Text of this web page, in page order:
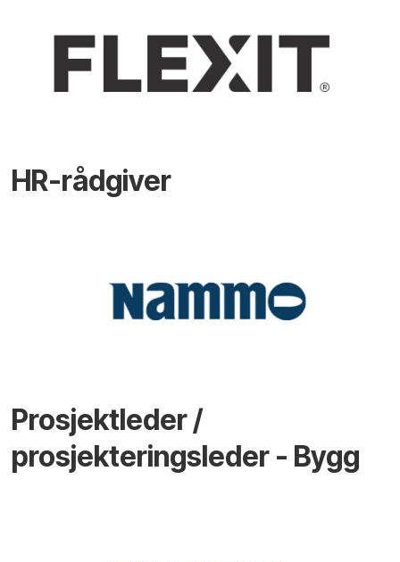
HR-rådgiver
Prosjektleder /
prosjekteringsleder - Bygg